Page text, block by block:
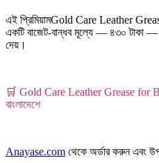
এই প্রিমিয়ামGold Care Leather
একটি বাজেট-বান্ধব মূল্যে — ৪৩০ টাকা —
দেয়।
🛒 Gold Care Leather Grease for
বাংলাদেশে
Anayase.com থেকে অর্ডার করুন এবং